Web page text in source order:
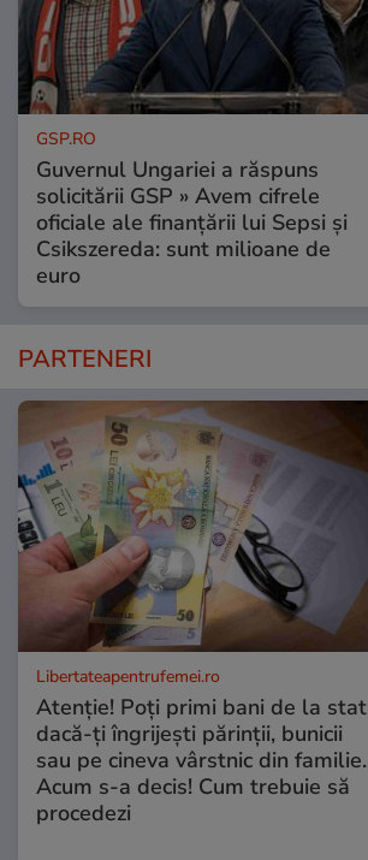
GSP.RO
Guvernul Ungariei a răspuns
solicitării GSP » Avem cifrele
oficiale ale finanțării lui Sepsi și
Csikszereda: sunt milioane de
euro
PARTENERI
Libertateapentrufemei.ro
Atenție! Poți primi bani de la stat
dacă-ți îngrijești părinții, bunicii
sau pe cineva vârstnic din familie.
Acum s-a decis! Cum trebuie să
procedezi